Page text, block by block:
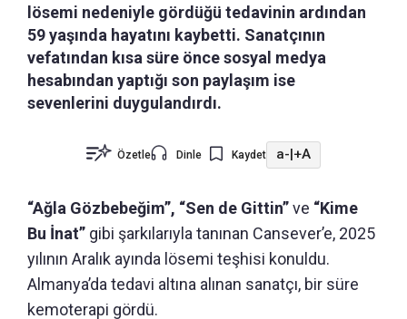
lösemi nedeniyle gördüğü tedavinin ardından
59 yaşında hayatını kaybetti. Sanatçının
vefatından kısa süre önce sosyal medya
hesabından yaptığı son paylaşım ise
sevenlerini duygulandırdı.
Özetle Dinle Kaydet a-|+A
“Ağla Gözbebeğim”, “Sen de Gittin”ve “Kime
Bu İnat” gibi şarkılarıyla tanınan Cansever’e, 2025
yılının Aralık ayında lösemi teşhisi konuldu.
Almanya’da tedavi altına alınan sanatçı, bir süre
kemoterapi gördü.